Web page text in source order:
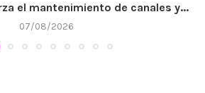
el mantenimiento de canales y...
07/08/2026